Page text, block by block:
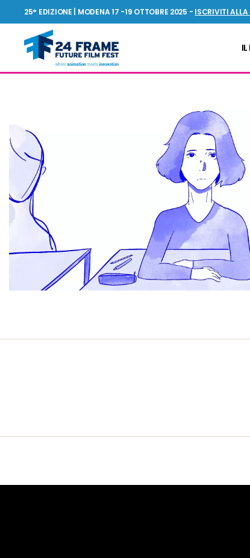
25° EDIZIONE | MODENA 17 -19 OTTOBRE 2025 - ISCRIVITI ALLA
24FRAME